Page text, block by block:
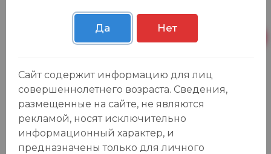
619.99 ₽ 729.99 ₽
Добавить в корзину
Да Нет
Сайт содержит информацию для лиц
совершеннолетнего возраста. Сведения,
размещенные на сайте, не являются
рекламой, носят исключительно
информационный характер, и
предназначены только для личного